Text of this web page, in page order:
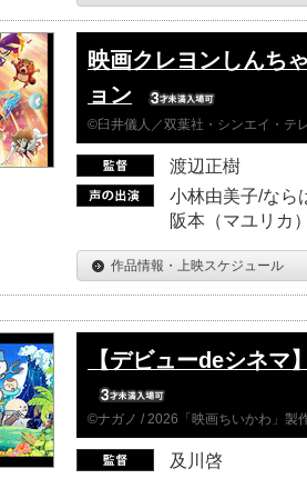
映画クレヨンしんち
ョン
©臼井儀人／双葉社・シンエイ・テ
渡辺正樹
小林由美子/なら
阪本（マユリカ
作品情報・上映スケジュール
【デビューdeシネマ
©ナガノ / 2026「映画ちいかわ」製
及川啓